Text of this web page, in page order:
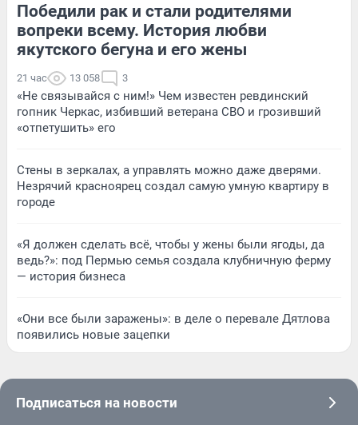
Победили рак и стали родителями
вопреки всему. История любви
якутского бегуна и его жены
21 час 13 058 3
«Не связывайся с ним!» Чем известен ревдинский
гопник Черкас, избивший ветерана СВО и грозивший
«отпетушить» его
Стены в зеркалах, а управлять можно даже дверями.
Незрячий красноярец создал самую умную квартиру в
городе
«Я должен сделать всё, чтобы у жены были ягоды, да
ведь?»: под Пермью семья создала клубничную ферму
— история бизнеса
«Они все были заражены»: в деле о перевале Дятлова
появились новые зацепки
Подписаться на новости